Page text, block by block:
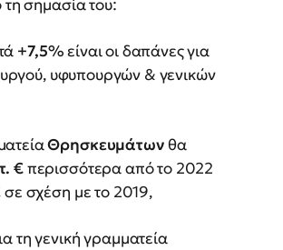
τη σημασία του:
+7,5%είναι οι δαπάνες για
υφυπουργών & γενικών
Θρησκευμάτωνθα
€περισσότερα από το 2022
σε σχέση με το 2019,
τη γενική γραμματεία